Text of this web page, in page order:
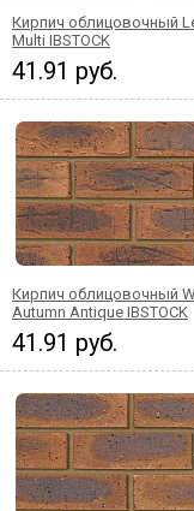
Кирпич облицовочный
Multi IBSTOCK
41.91 руб.
Кирпич облицовочный
Autumn Antique IBSTOCK
41.91 руб.